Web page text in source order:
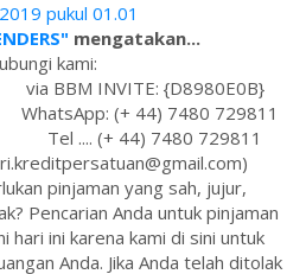
pukul 01.01
mengatakan...
kami:
{D8980E0B}
44) 7480 729811
7480 729811
pinjaman yang sah, jujur,
Pencarian Anda untuk pinjaman
hari ini karena kami di sini untuk
Anda. Jika Anda telah ditolak